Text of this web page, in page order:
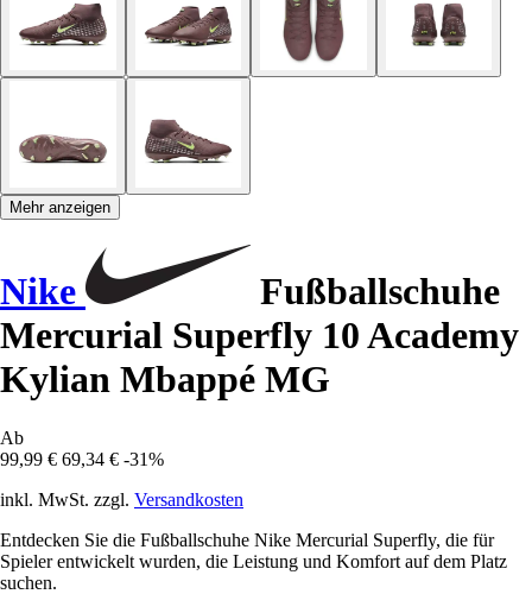
Mehr anzeigen
Nike
Fußballschuhe
Mercurial Superfly 10 Academy
Kylian Mbappé MG
Ab
99,99 € 69,34 € -31%
inkl. MwSt. zzgl. Versandkosten
Entdecken Sie die Fußballschuhe Nike Mercurial Superfly, die für
Spieler entwickelt wurden, die Leistung und Komfort auf dem Platz
suchen.